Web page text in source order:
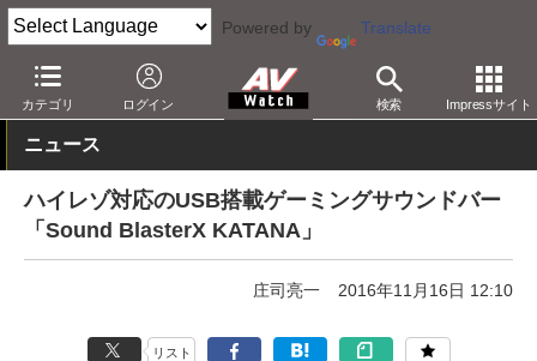
Powered by Translate
カテゴリ ログイン 検索 Impressサイト
AV Watch 製品 サウンドバー その他
ニュース
ハイレゾ対応のUSB搭載ゲーミングサウンドバー
「Sound BlasterX KATANA」
庄司亮一 2016年11月16日 12:10
リスト